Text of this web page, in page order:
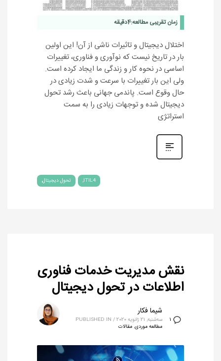
زمان تقریبی مطالعه:4دقیقه
اختلال دیجیتال و تاثیرات ناشی از آن! این اولین
بار در تاریخ نیست که نوآوری و فناوری، تغییرات
اساسی در نحوه کار و زندگی ما ایجاد کرده است.
ولی این بار تغییرات با سرعت و شدت زیادی در
حال وقوع است. پاندمی جهانی باعث رشد تحول
دیجیتال شده و توجهات زیادی را به سمت
استراتژی
ITIL4 تحول دیجیتال
نقش مدیریت خدمات فناوری
اطلاعات در تحول دیجیتال
1
شیما فکار
سه‌شنبه, 21 ژانویه 2020 /
PUBLISHED IN
مطالعه موردی, مقالات